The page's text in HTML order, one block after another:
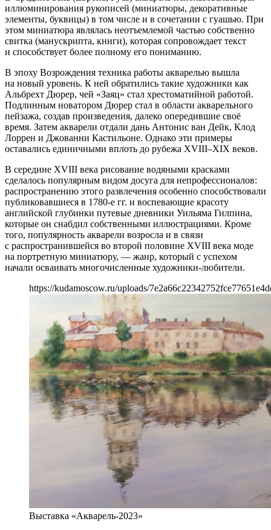
иллюминирования рукописей (миниатюры, декоративные
элементы, буквицы) в том числе и в сочетании с гуашью. При
этом миниатюра являлась неотъемлемой частью собственно
свитка (манускрипта, книги), которая сопровождает текст
и способствует более полному его пониманию.
В эпоху Возрождения техника работы акварелью вышла
на новый уровень. К ней обратились такие художники как
Альбрехт Дюрер, чей «Заяц» стал хрестоматийной работой.
Подлинным новатором Дюрер стал в области акварельного
пейзажа, создав произведения, далеко опередившие своё
время. Затем акварели отдали дань Антонис ван Дейк, Клод
Лоррен и Джованни Кастильоне. Однако эти примеры
оставались единичными вплоть до рубежа XVIII–XIX веков.
В середине XVIII века рисование водяными красками
сделалось популярным видом досуга для непрофессионалов:
распространению этого развлечения особенно способствовали
публиковавшиеся в 1780-е гг. и воспевающие красоту
английской глубинки путевые дневники Уильяма Гилпина,
которые он снабдил собственными иллюстрациями. Кроме
того, популярность акварели возросла и в связи
с распространившейся во второй половине XVIII века моде
на портретную миниатюру, — жанр, который с успехом
начали осваивать многочисленные художники-любители.
https://kudamoscow.ru/uploads/
Выставка «Акварель-2023»